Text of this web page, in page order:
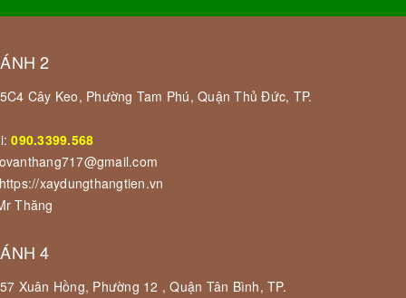
2
Cây Keo, Phường Tam Phú, Quận Thủ Đức, TP.
090.3399.568
xaydungthangtien.vn
Thăng
4
Xuân Hồng, Phường 12 , Quận Tân Bình, TP.